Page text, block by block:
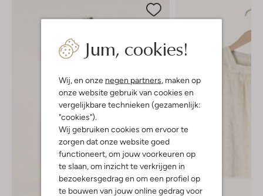
Jum, cookies!
Wij, en onze negen partners, maken op
onze website gebruik van cookies en
vergelijkbare technieken (gezamenlijk:
"cookies").
Wij gebruiken cookies om ervoor te
zorgen dat onze website goed
functioneert, om jouw voorkeuren op
te slaan, om inzicht te verkrijgen in
bezoekersgedrag en om een profiel op
te bouwen van jouw online gedrag voor